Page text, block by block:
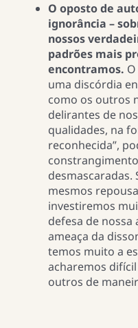
O oposto de
ignorância –
nossos
padrões mais
encontramos.
uma discórdia
como os outros
delirantes de
qualidades, na
reconhecida”,
desmascaradas.
mesmos
investiremos
defesa de
ameaça da
temos muito a
acharemos
outros de